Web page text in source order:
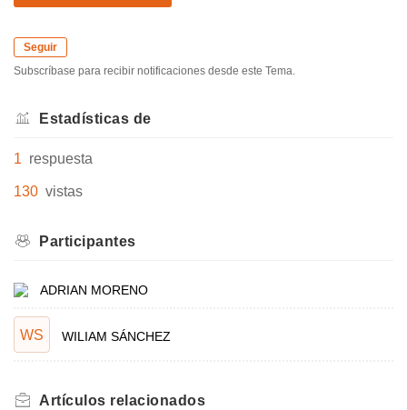
Seguir
Subscríbase para recibir notificaciones desde este Tema.
Estadísticas de
1 respuesta
130 vistas
Participantes
ADRIAN MORENO
WS WILIAM SÁNCHEZ
Artículos relacionados